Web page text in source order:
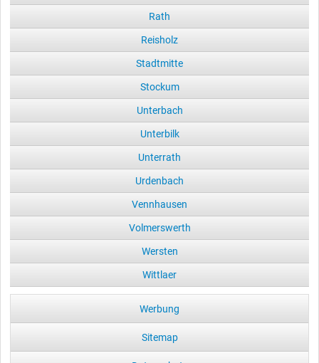
Rath
Reisholz
Stadtmitte
Stockum
Unterbach
Unterbilk
Unterrath
Urdenbach
Vennhausen
Volmerswerth
Wersten
Wittlaer
Werbung
Sitemap